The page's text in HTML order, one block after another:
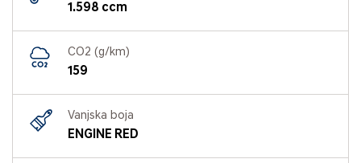
1.598 ccm
CO2 (g/km)
159
Vanjska boja
ENGINE RED